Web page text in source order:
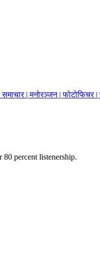
|मनोरञ्जन |फोटोफिचर |
percent listenership.